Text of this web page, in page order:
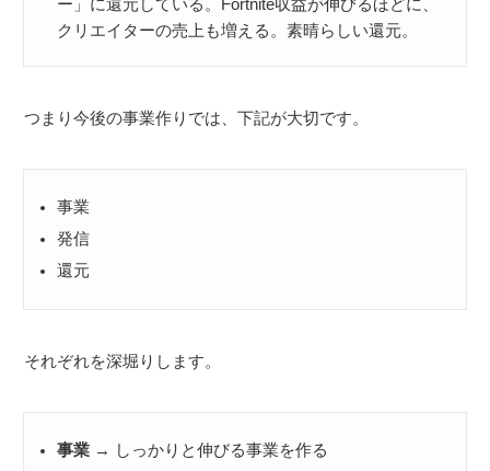
ー」に還元している。Fortnite収益が伸びるほどに、
クリエイターの売上も増える。素晴らしい還元。
つまり今後の事業作りでは、下記が大切です。
事業
発信
還元
それぞれを深堀りします。
事業 → しっかりと伸びる事業を作る